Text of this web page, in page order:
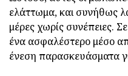
ελάττωμα, και συνήθως
μέρες χωρίς συνέπειες.
ένα ασφαλέστερο μέσο
ένεση παρασκευάσματα